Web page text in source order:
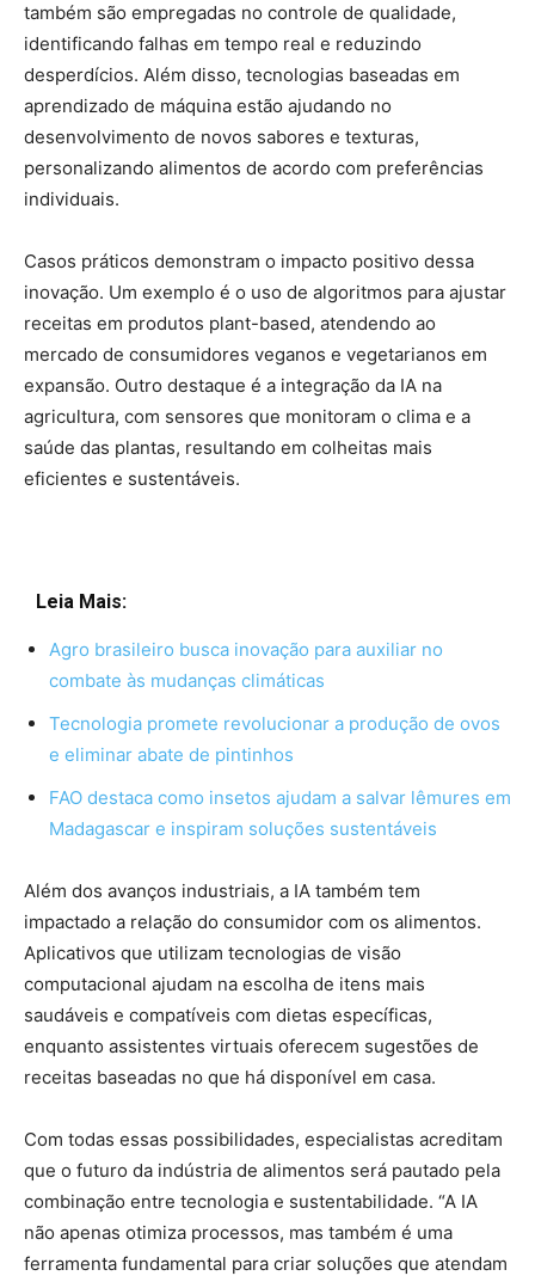
também são empregadas no controle de qualidade,
identificando falhas em tempo real e reduzindo
desperdícios. Além disso, tecnologias baseadas em
aprendizado de máquina estão ajudando no
desenvolvimento de novos sabores e texturas,
personalizando alimentos de acordo com preferências
individuais.
Casos práticos demonstram o impacto positivo dessa
inovação. Um exemplo é o uso de algoritmos para ajustar
receitas em produtos plant-based, atendendo ao
mercado de consumidores veganos e vegetarianos em
expansão. Outro destaque é a integração da IA na
agricultura, com sensores que monitoram o clima e a
saúde das plantas, resultando em colheitas mais
eficientes e sustentáveis.
Leia Mais:
Agro brasileiro busca inovação para auxiliar no
combate às mudanças climáticas
Tecnologia promete revolucionar a produção de ovos
e eliminar abate de pintinhos
FAO destaca como insetos ajudam a salvar lêmures em
Madagascar e inspiram soluções sustentáveis
Além dos avanços industriais, a IA também tem
impactado a relação do consumidor com os alimentos.
Aplicativos que utilizam tecnologias de visão
computacional ajudam na escolha de itens mais
saudáveis e compatíveis com dietas específicas,
enquanto assistentes virtuais oferecem sugestões de
receitas baseadas no que há disponível em casa.
Com todas essas possibilidades, especialistas acreditam
que o futuro da indústria de alimentos será pautado pela
combinação entre tecnologia e sustentabilidade. “A IA
não apenas otimiza processos, mas também é uma
ferramenta fundamental para criar soluções que atendam